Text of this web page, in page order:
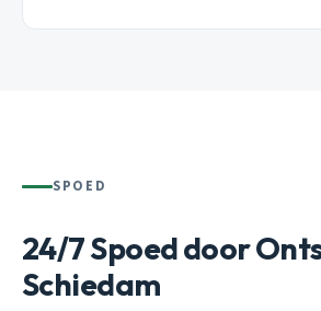
SPOED
24/7 Spoed door
Schiedam